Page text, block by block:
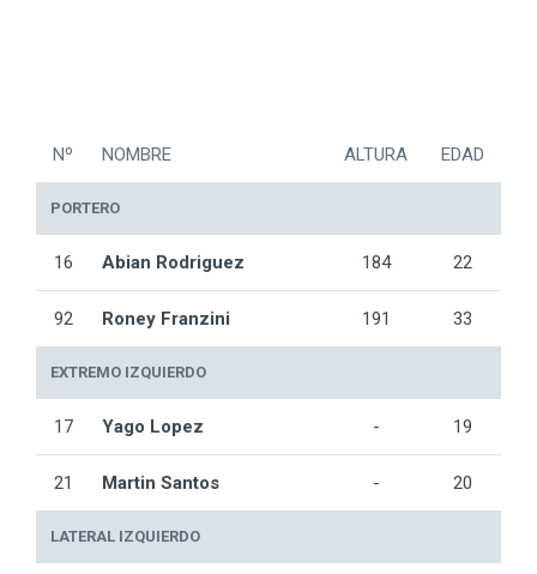
Nº NOMBRE ALTURA EDAD
PORTERO
16 Abian Rodriguez 184 22
92 Roney Franzini 191 33
EXTREMO IZQUIERDO
17 Yago Lopez - 19
21 Martin Santos - 20
LATERAL IZQUIERDO